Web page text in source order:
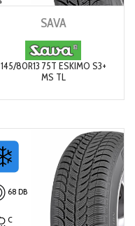
SAVA
145/80R13 75T ESKIMO S3+
MS TL
68 DB
C